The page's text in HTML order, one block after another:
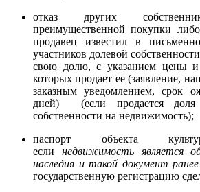
отказ других
преимущественной покупки
продавец известил в
участников долевой
свою долю, с указанием цены и
которых продает ее (заявление,
заказным уведомлением, срок
дней) (если продается
собственности на недвижимость);
паспорт объекта
если недвижимость является
наследия и такой документ
государственную регистрацию